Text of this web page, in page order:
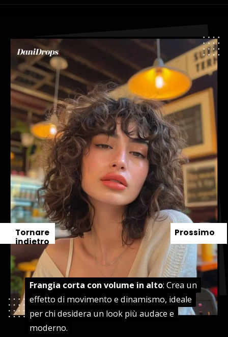
Frangia corta con volume in alto: Crea un
effetto di movimento e dinamismo, ideale
per chi desidera un look più audace e
moderno.
Frangia corta con volume in alto: Crea un
effetto di movimento e dinamismo, ideale
per chi desidera un look più audace e
moderno.
Prossimo
Tornare
indietro